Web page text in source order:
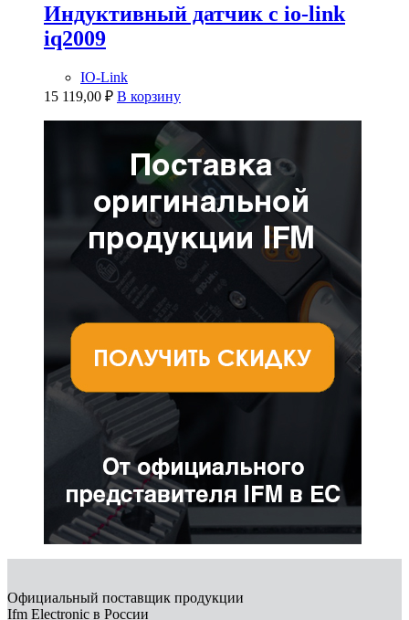
Индуктивный датчик с io-link
iq2009
IO-Link
15 119,00 ₽ В корзину
Официальный поставщик продукции
Ifm Electronic в России